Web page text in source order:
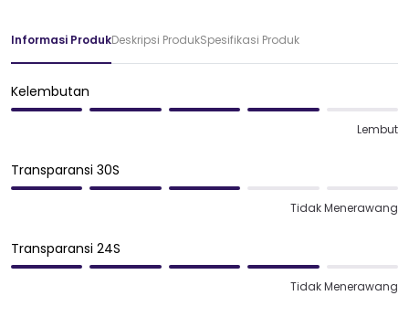
Informasi ProdukDeskripsi ProdukSpesifikasi Produk
Kelembutan
Lembut
Transparansi 30S
Tidak Menerawang
Transparansi 24S
Tidak Menerawang